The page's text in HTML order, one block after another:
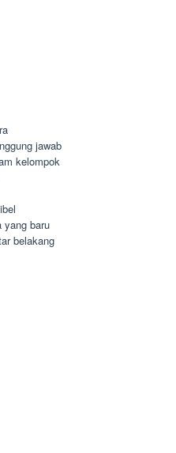
jawab
kelompok
yang baru
belakang